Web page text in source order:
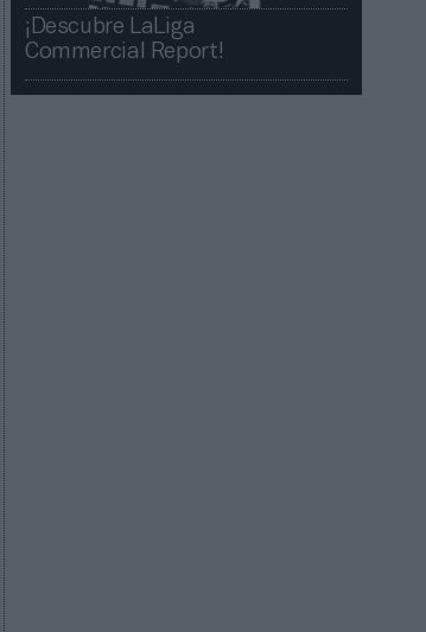
¡Descubre LaLiga
Commercial Report!​​